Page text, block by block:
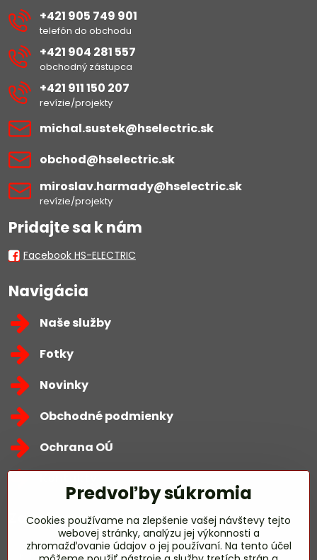
+421 905 749 901
telefón do obchodu
+421 904 281 557
obchodný zástupca
+421 911 150 207
revízie/projekty
michal​.sustek​@hselectric​.sk
obchod​@hselectric​.sk
miroslav​.harmady​@hselectric​.sk
revízie/projekty
Pridajte sa k nám
Facebook HS-ELECTRIC
Navigácia
Naše služby
Fotky
Novinky
Obchodné podmienky
Ochrana OÚ
Zavoláme Vám späť
Váš telefón*
Predvoľby súkromia
Cookies používame na zlepšenie vašej návštevy tejto
webovej stránky, analýzu jej výkonnosti a
zhromažďovanie údajov o jej používaní. Na tento účel